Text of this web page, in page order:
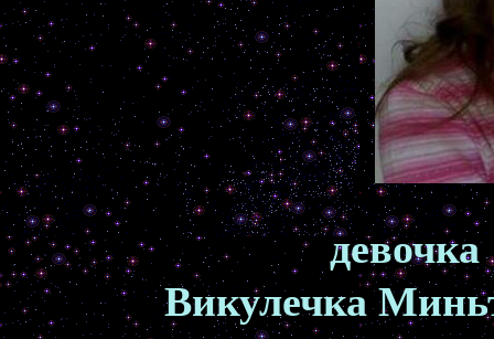
девочка
Викулечка